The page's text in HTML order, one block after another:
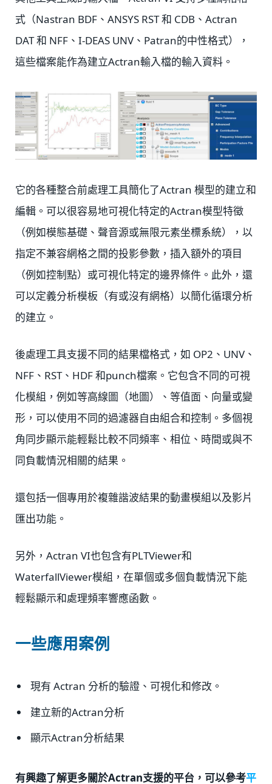
式（Nastran BDF、ANSYS RST 和 CDB、Actran
DAT 和 NFF、I-DEAS UNV、Patran的中性格式），
這些檔案能作為建立Actran輸入檔的輸入資料。
它的各種整合前處理工具簡化了Actran 模型的建立和
編輯。可以很容易地可視化特定的Actran模型特徵
（例如模態基礎、聲音源或無限元素坐標系統），以
指定不兼容網格之間的投影參數，插入額外的項目
（例如控制點）或可視化特定的邊界條件。此外，還
可以定義分析模板（有或沒有網格）以簡化循環分析
的建立。
後處理工具支援不同的結果檔格式，如 OP2、UNV、
NFF、RST、HDF 和punch檔案。它包含不同的可視
化模組，例如等高線圖（地圖）、等值面、向量或變
形，可以使用不同的過濾器自由組合和控制。多個視
角同步顯示能輕鬆比較不同頻率、相位、時間或與不
同負載情況相關的結果。
還包括一個專用於複雜諧波結果的動畫模組以及影片
匯出功能。
另外，Actran VI也包含有PLTViewer和
WaterfallViewer模組，在單個或多個負載情況下能
輕鬆顯示和處理頻率響應函數。
一些應用案例
現有 Actran 分析的驗證、可視化和修改。
建立新的Actran分析
顯示Actran分析結果
有興趣了解更多關於Actran支援的平台，可以參考平